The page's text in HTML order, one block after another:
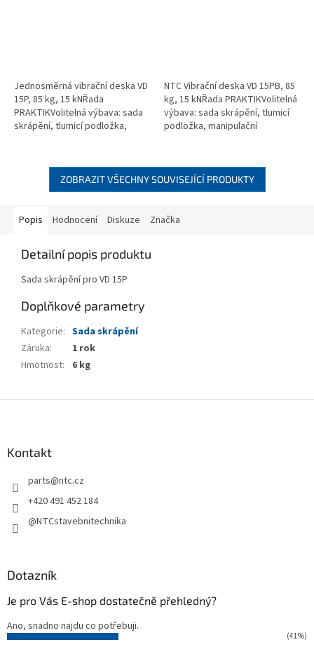
Jednosměrná vibrační deska VD
15P, 85 kg, 15 kNŘada
PRAKTIKVolitelná výbava: sada
skrápění, tlumicí podložka,
NTC Vibrační deska VD 15PB, 85
kg, 15 kNŘada PRAKTIKVolitelná
výbava: sada skrápění, tlumicí
podložka, manipulační
ZOBRAZIT VŠECHNY SOUVISEJÍCÍ PRODUKTY
Popis Hodnocení Diskuze Značka
Detailní popis produktu
Sada skrápění pro VD 15P
Doplňkové parametry
Kategorie: Sada skrápění
Záruka:
1 rok
Hmotnost: 6 kg
Kontakt
parts@ntc.cz
+420 491 452 184
@NTCstavebnitechnika
Dotazník
Je pro Vás E-shop dostatečně přehledný?
Ano, snadno najdu co potřebuji.
(41%)